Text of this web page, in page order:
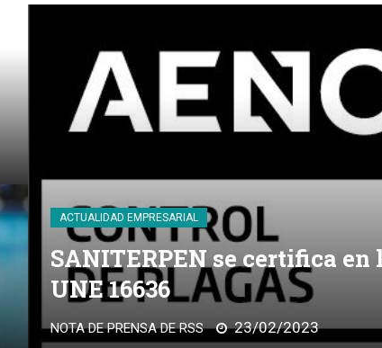
ACTUALIDAD EMPRESARIAL
SANITERPEN se certifica en
UNE 16636
NOTA DE PRENSA DE RSS 23/02/2023